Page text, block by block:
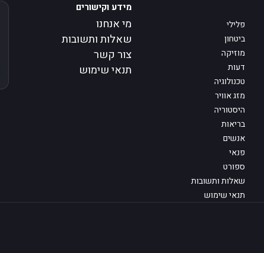
פלילי
ביטחון
מוזיקה
דעות
טכנולוגיה
מזג אוויר
היסטוריה
בריאות
אנשים
פנאי
ספורט
שאלות ותשובות
תנאי שימוש
מידע וקישורים
מי אנחנו
שאלות ותשובות
צור קשר
תנאי שימוש